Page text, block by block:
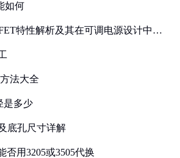
如何
特性解析及其在可调电源设计中的
法大全
是多少
底孔尺寸详解
否用3205或3505代换